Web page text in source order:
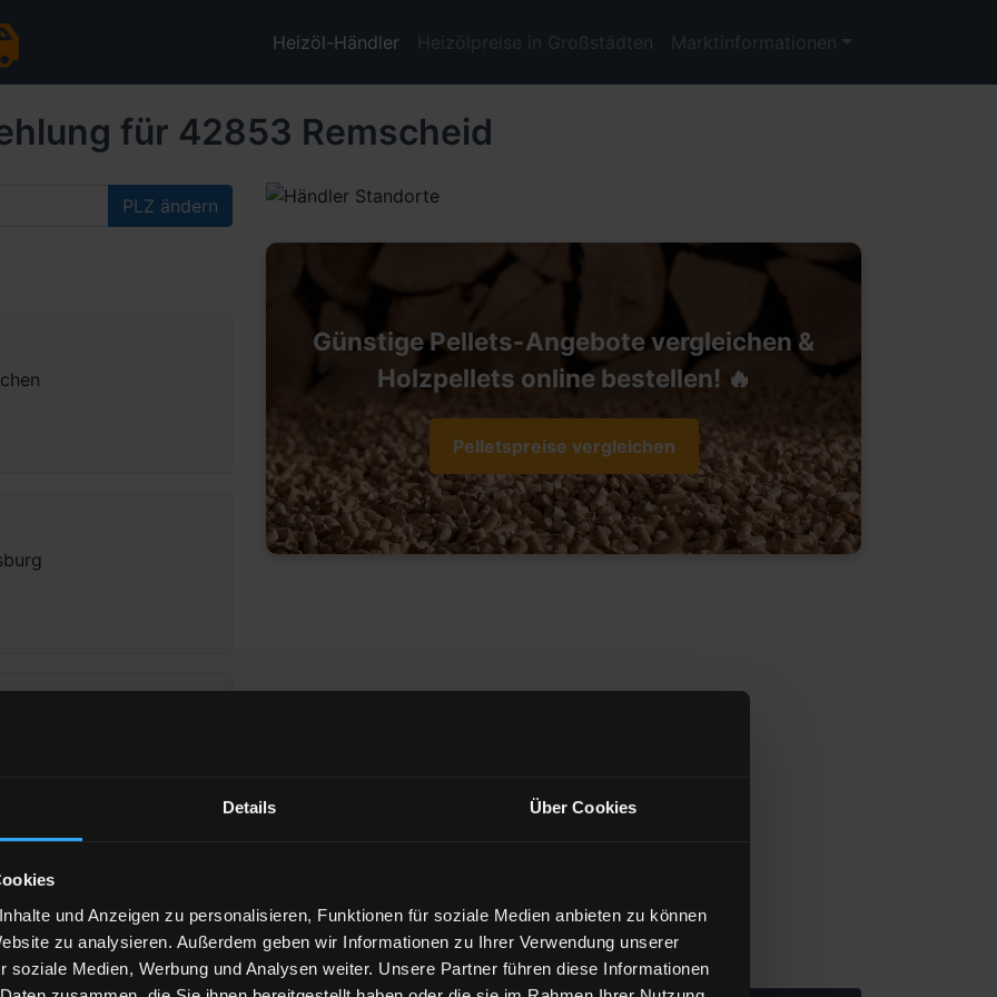
Details Über Cookies
und Anzeigen zu personalisieren, Funktionen für soziale Medien anbieten zu können
zu analysieren. Außerdem geben wir Informationen zu Ihrer Verwendung unserer
soziale Medien, Werbung und Analysen weiter. Unsere Partner führen diese Informationen
Heizöl-Händler Heizölpreise in Großstädten Marktinformationen
für 42853 Remscheid
PLZ ändern
Günstige Pellets-Angebote vergleichen &
Holzpellets online bestellen! 🔥
Pelletspreise vergleichen
Remscheid